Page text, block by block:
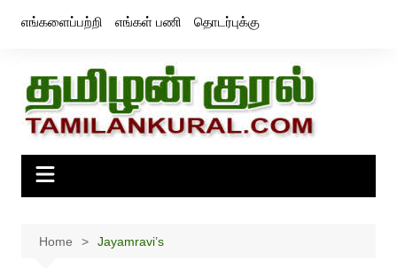
எங்களைப்பற்றி எங்கள் பணி தொடர்புக்கு
Home Jayamravi’s